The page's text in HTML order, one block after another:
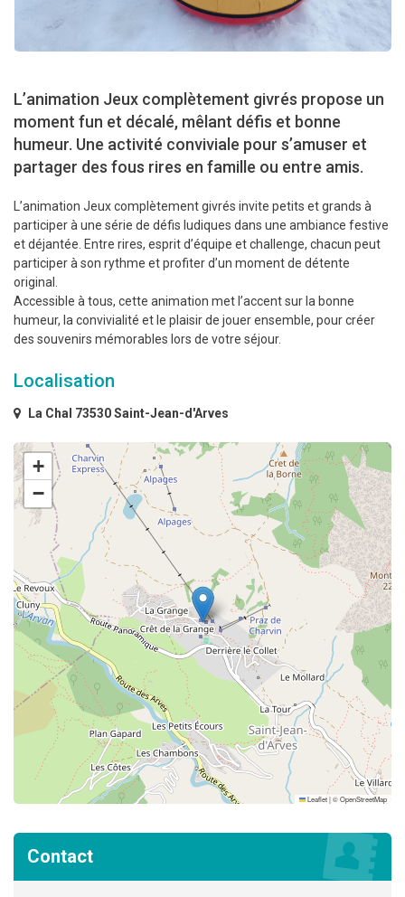
L’animation Jeux complètement givrés propose un
moment fun et décalé, mêlant défis et bonne
humeur. Une activité conviviale pour s’amuser et
partager des fous rires en famille ou entre amis.
L’animation Jeux complètement givrés invite petits et grands à
participer à une série de défis ludiques dans une ambiance festive
et déjantée. Entre rires, esprit d’équipe et challenge, chacun peut
participer à son rythme et profiter d’un moment de détente
original.
Accessible à tous, cette animation met l’accent sur la bonne
humeur, la convivialité et le plaisir de jouer ensemble, pour créer
des souvenirs mémorables lors de votre séjour.
Localisation
La Chal 73530 Saint-Jean-d'Arves
+
−
Leaflet|©OpenStreetMap
Contact